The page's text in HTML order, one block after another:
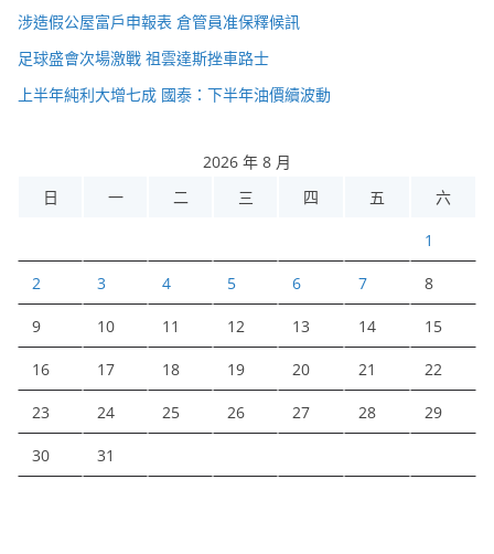
涉造假公屋富戶申報表 倉管員准保釋候訊
足球盛會次場激戰 祖雲達斯挫車路士
上半年純利大增七成 國泰：下半年油價續波動
2026 年 8 月
日
一 二 三 四 五 六
1
2 3 4 5 6 7 8
9 10 11 12 13 14 15
16 17 18 19 20 21 22
23 24 25 26 27 28 29
30 31